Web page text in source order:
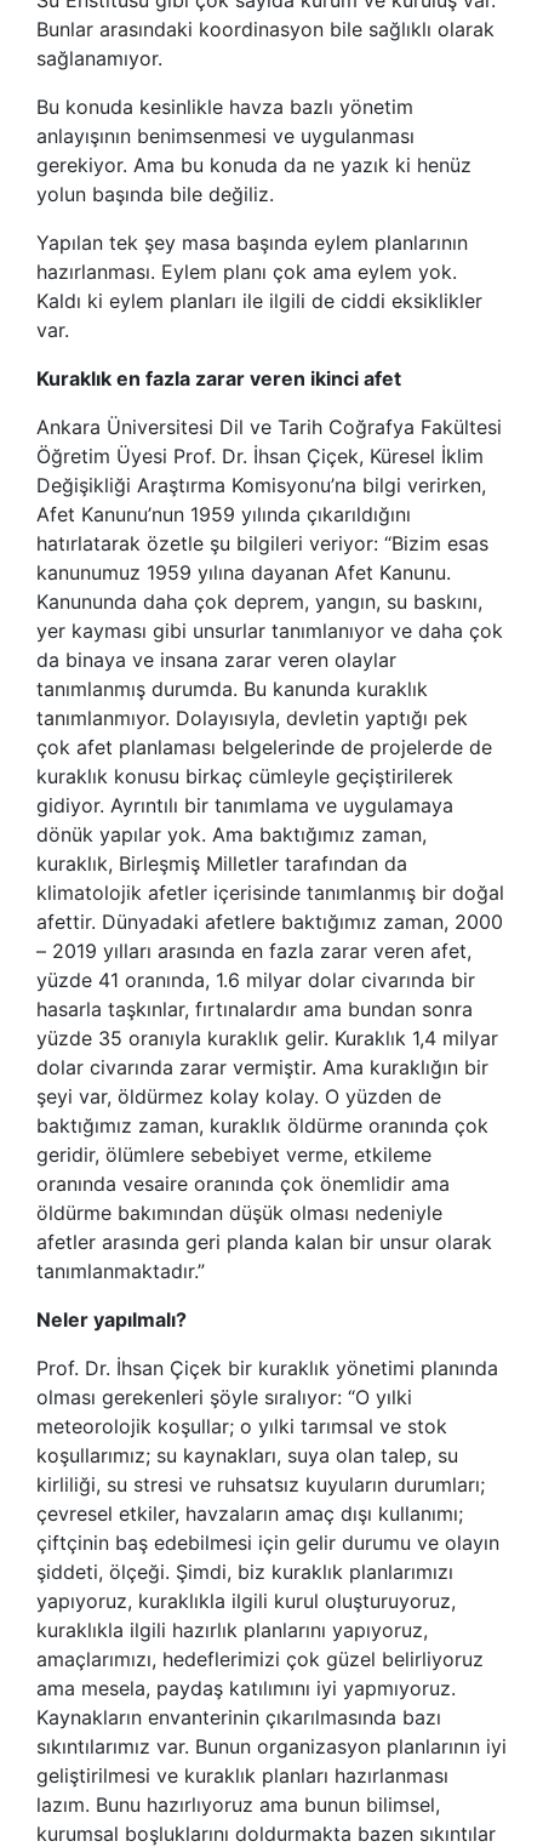
Bunlar arasındaki koordinasyon bile sağlıklı olarak
sağlanamıyor.
Bu konuda kesinlikle havza bazlı yönetim
anlayışının benimsenmesi ve uygulanması
gerekiyor. Ama bu konuda da ne yazık ki henüz
yolun başında bile değiliz.
Yapılan tek şey masa başında eylem planlarının
hazırlanması. Eylem planı çok ama eylem yok.
Kaldı ki eylem planları ile ilgili de ciddi eksiklikler
var.
Kuraklık en fazla zarar veren ikinci afet
Ankara Üniversitesi Dil ve Tarih Coğrafya Fakültesi
Öğretim Üyesi Prof. Dr. İhsan Çiçek, Küresel İklim
Değişikliği Araştırma Komisyonu’na bilgi verirken,
Afet Kanunu’nun 1959 yılında çıkarıldığını
hatırlatarak özetle şu bilgileri veriyor: “Bizim esas
kanunumuz 1959 yılına dayanan Afet Kanunu.
Kanununda daha çok deprem, yangın, su baskını,
yer kayması gibi unsurlar tanımlanıyor ve daha çok
da binaya ve insana zarar veren olaylar
tanımlanmış durumda. Bu kanunda kuraklık
tanımlanmıyor. Dolayısıyla, devletin yaptığı pek
çok afet planlaması belgelerinde de projelerde de
kuraklık konusu birkaç cümleyle geçiştirilerek
gidiyor. Ayrıntılı bir tanımlama ve uygulamaya
dönük yapılar yok. Ama baktığımız zaman,
kuraklık, Birleşmiş Milletler tarafından da
klimatolojik afetler içerisinde tanımlanmış bir doğal
afettir. Dünyadaki afetlere baktığımız zaman, 2000
– 2019 yılları arasında en fazla zarar veren afet,
yüzde 41 oranında, 1.6 milyar dolar civarında bir
hasarla taşkınlar, fırtınalardır ama bundan sonra
yüzde 35 oranıyla kuraklık gelir. Kuraklık 1,4 milyar
dolar civarında zarar vermiştir. Ama kuraklığın bir
şeyi var, öldürmez kolay kolay. O yüzden de
baktığımız zaman, kuraklık öldürme oranında çok
geridir, ölümlere sebebiyet verme, etkileme
oranında vesaire oranında çok önemlidir ama
öldürme bakımından düşük olması nedeniyle
afetler arasında geri planda kalan bir unsur olarak
tanımlanmaktadır.”
Neler yapılmalı?
Prof. Dr. İhsan Çiçek bir kuraklık yönetimi planında
olması gerekenleri şöyle sıralıyor: “O yılki
meteorolojik koşullar; o yılki tarımsal ve stok
koşullarımız; su kaynakları, suya olan talep, su
kirliliği, su stresi ve ruhsatsız kuyuların durumları;
çevresel etkiler, havzaların amaç dışı kullanımı;
çiftçinin baş edebilmesi için gelir durumu ve olayın
şiddeti, ölçeği. Şimdi, biz kuraklık planlarımızı
yapıyoruz, kuraklıkla ilgili kurul oluşturuyoruz,
kuraklıkla ilgili hazırlık planlarını yapıyoruz,
amaçlarımızı, hedeflerimizi çok güzel belirliyoruz
ama mesela, paydaş katılımını iyi yapmıyoruz.
Kaynakların envanterinin çıkarılmasında bazı
sıkıntılarımız var. Bunun organizasyon planlarının iyi
geliştirilmesi ve kuraklık planları hazırlanması
lazım. Bunu hazırlıyoruz ama bunun bilimsel,
kurumsal boşluklarını doldurmakta bazen sıkıntılar